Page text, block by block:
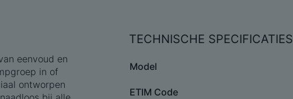
eenvoud en
in of
ontworpen
TECHNISCHE SPECIFICATIES
Model
ETIM Code